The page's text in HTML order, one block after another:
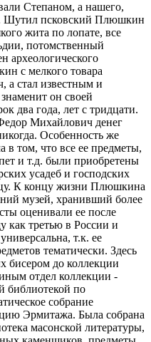
Степаном, а нашего,
Шутил псковский Плюшкин
жита по лопате, все
потомственный
археологического
с мелкого товара
а стал известным и
он своей
два года, лет с тридцати.
Михайлович денег
Особенность же
в том, что все ее предметы,
и т.д. были приобретены
усадеб и господских
К концу жизни Плюшкина
музей, хранивший более
оценивали ее после
как третью в России и
т.к. ее
тематически. Здесь
бисером до коллекции
отдел коллекции -
библиотекой по
собрание
Эрмитажа. Была собрана
масонской литературы,